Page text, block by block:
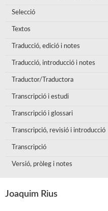
Selecció
Textos
Traducció, edició i notes
Traducció, introducció i notes
Traductor/Traductora
Transcripció i estudi
Transcripció i glossari
Transcripció, revisió i introducció
Transcripció
Versió, pròleg i notes
Joaquim Rius